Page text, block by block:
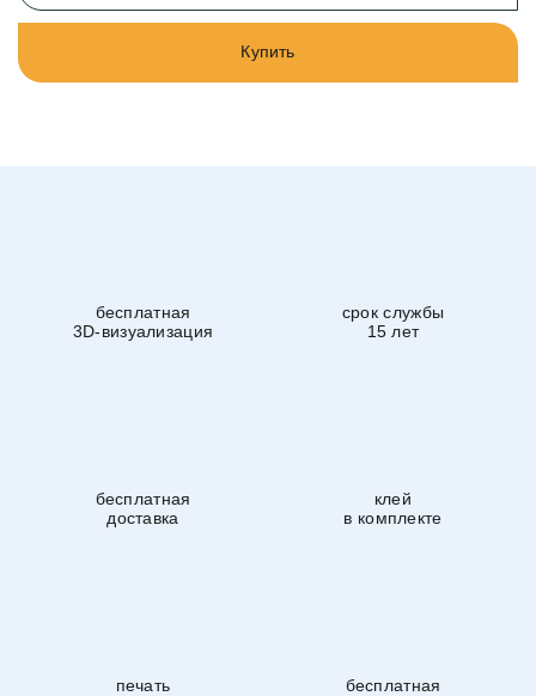
Купить
бесплатная
3D-визуализация
срок службы
15 лет
бесплатная
доставка
клей
в комплекте
печать
бесплатная